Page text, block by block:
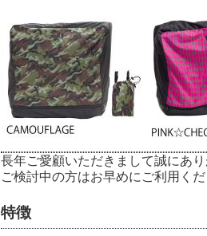
長年ご愛顧いただきまして誠にあり
ご検討中の方はお早めにご利用くだ
特徴